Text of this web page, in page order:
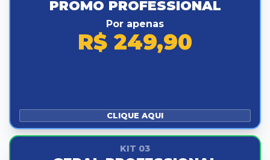
PROMO PROFESSIONAL
Por apenas
R$ 249,90
CLIQUE AQUI
KIT 03